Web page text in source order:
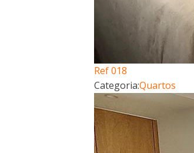
Ref 018
Categoria:Quartos